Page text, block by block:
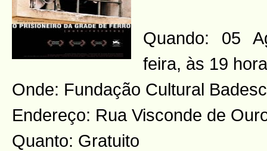
Quando: 05
feira, às 19
Onde: Fundação Cultural Badesc
Endereço: Rua Visconde de
Quanto: Gratuito